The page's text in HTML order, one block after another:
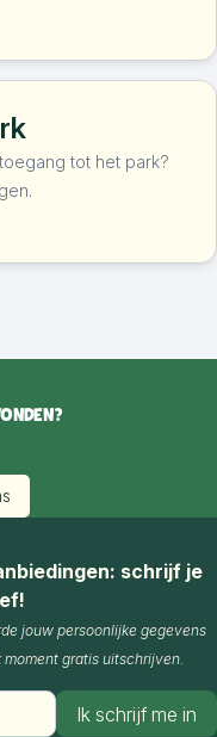
tot het park?
schrijf je
jouw persoonlijke gegevens
moment gratis uitschrijven.
Ik schrijf me in